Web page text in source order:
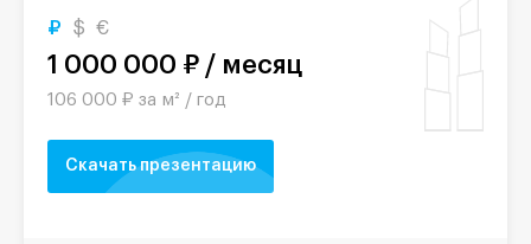
₽ $ €
1 000 000 ₽ / месяц
106 000 ₽ за м² / год
Скачать презентацию